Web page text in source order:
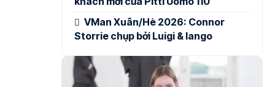
VMan Xuân/Hè 2026: Connor
Storrie chụp bởi Luigi & Iango